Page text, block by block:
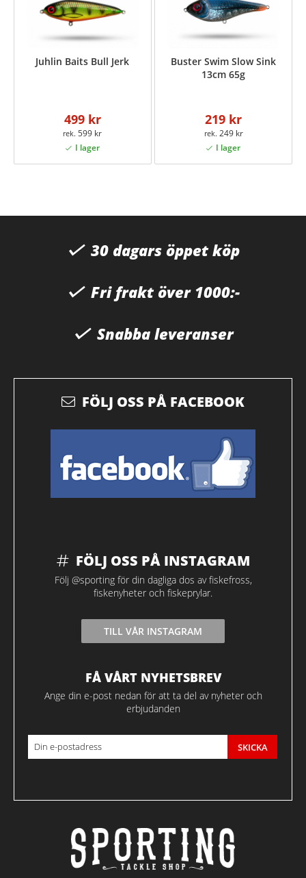
Juhlin Baits Bull Jerk
499 kr
599 kr
Buster Swim Slow Sink
13cm 65g
219 kr
249 kr
30 dagars öppet köp
Fri frakt över 1000:-
Snabba leveranser
FÖLJ OSS PÅ FACEBOOK
FÖLJ OSS PÅ INSTAGRAM
Följ @sporting för din dagliga dos av fiskefross,
fiskenyheter och fiskeprylar.
TILL VÅR INSTAGRAM
FÅ VÅRT NYHETSBREV
Ange din e-post nedan för att ta del av nyheter och
erbjudanden
SKICKA